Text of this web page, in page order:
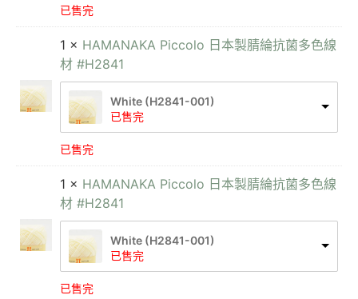
已售完
1 × HAMANAKA Piccolo 日本製腈綸抗菌多色線
材 #H2841
White (H2841-001)
已售完
已售完
1 × HAMANAKA Piccolo 日本製腈綸抗菌多色線
材 #H2841
White (H2841-001)
已售完
已售完